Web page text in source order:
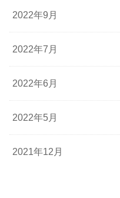
2022年9月
2022年7月
2022年6月
2022年5月
2021年12月